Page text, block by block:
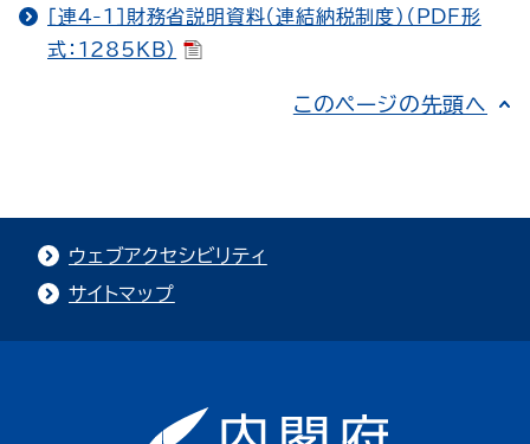
［連4-1］財務省説明資料（連結納税制度）（PDF形
式：1285KB）
このページの先頭へ
ウェブアクセシビリティ
サイトマップ